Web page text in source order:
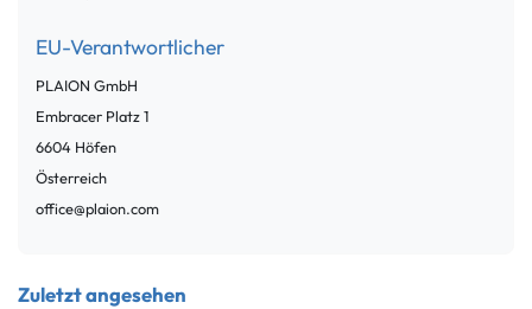
EU-Verantwortlicher
PLAION GmbH
Embracer Platz1
6604 Höfen
Österreich
office@plaion.com
Zuletzt angesehen